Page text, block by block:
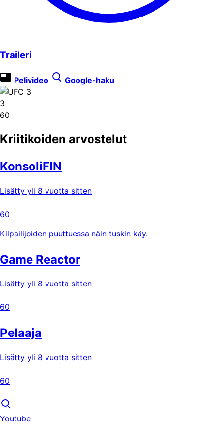
Traileri
Pelivideo Google-haku
3
60
Kriitikoiden arvostelut
KonsoliFIN
Lisätty yli 8 vuotta sitten
60
Kilpailijoiden puuttuessa näin tuskin käy.
Game Reactor
Lisätty yli 8 vuotta sitten
60
Pelaaja
Lisätty yli 8 vuotta sitten
60
Youtube